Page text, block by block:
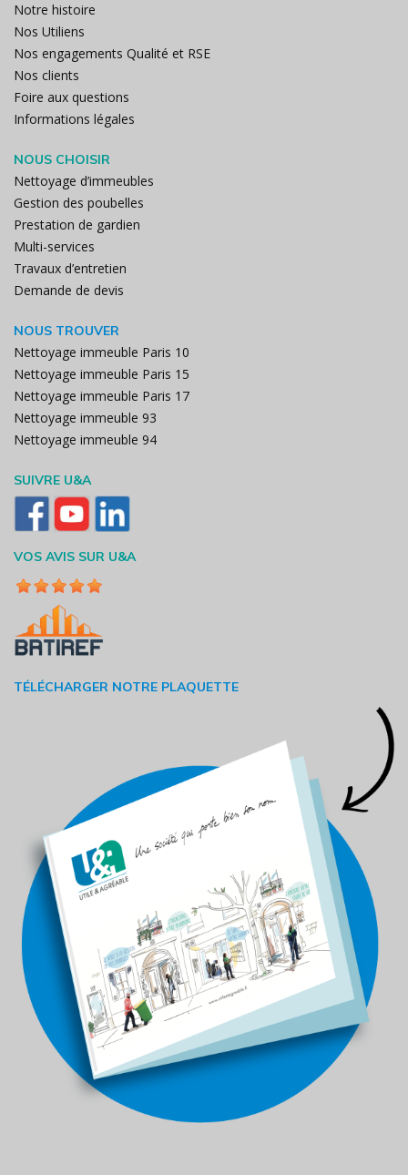
Notre histoire
Nos Utiliens
Nos engagements Qualité et RSE
Nos clients
Foire aux questions
Informations légales
NOUS CHOISIR
Nettoyage d’immeubles
Gestion des poubelles
Prestation de gardien
Multi-services
Travaux d’entretien
Demande de devis
NOUS TROUVER
Nettoyage immeuble Paris 10
Nettoyage immeuble Paris 15
Nettoyage immeuble Paris 17
Nettoyage immeuble 93
Nettoyage immeuble 94
SUIVRE U&A
VOS AVIS SUR U&A
TÉLÉCHARGER NOTRE PLAQUETTE